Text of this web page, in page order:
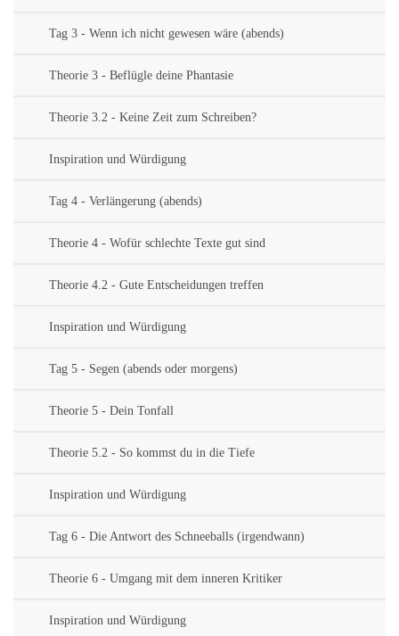
Tag 3 - Wenn ich nicht gewesen wäre (abends)
Theorie 3 - Beflügle deine Phantasie
Theorie 3.2 - Keine Zeit zum Schreiben?
Inspiration und Würdigung
Tag 4 - Verlängerung (abends)
Theorie 4 - Wofür schlechte Texte gut sind
Theorie 4.2 - Gute Entscheidungen treffen
Inspiration und Würdigung
Tag 5 - Segen (abends oder morgens)
Theorie 5 - Dein Tonfall
Theorie 5.2 - So kommst du in die Tiefe
Inspiration und Würdigung
Tag 6 - Die Antwort des Schneeballs (irgendwann)
Theorie 6 - Umgang mit dem inneren Kritiker
Inspiration und Würdigung